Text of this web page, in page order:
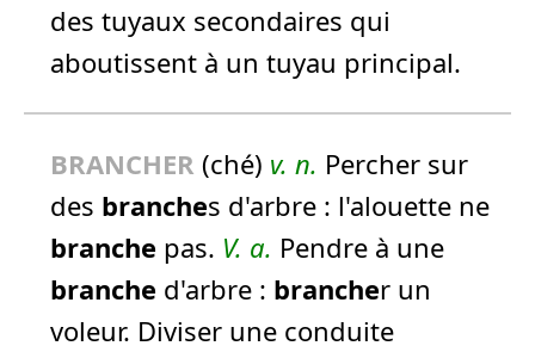
des tuyaux secondaires qui
aboutissent à un tuyau principal.
BRANCHER (ché) v. n. Percher sur
des branches d'arbre : l'alouette ne
branche pas. V. a. Pendre à une
branche d'arbre : brancher un
voleur. Diviser une conduite